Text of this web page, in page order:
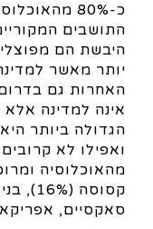
כ-80%
התושבים
היבשת הם
יותר מאשר
האחרות גם
אינה למדינה
הגדולה ביותר
מהאוכלוסיה
סאקסיים,